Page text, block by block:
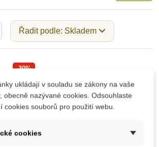
Řadit podle: Skladem
-30%
ukládají v souladu se zákony na vaše
obecně nazývané cookies. Odsouhlaste
cookies souborů pro použití webu.
cookies